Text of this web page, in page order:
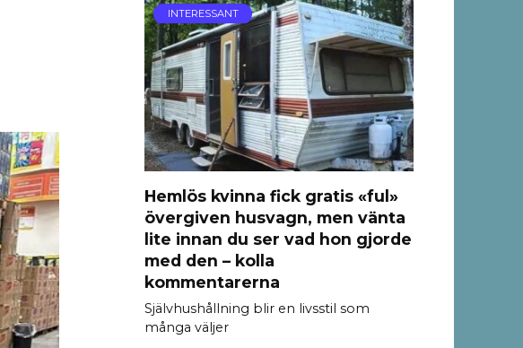
INTERESSANT
Hemlös kvinna fick gratis «ful»
övergiven husvagn, men vänta
lite innan du ser vad hon gjorde
med den – kolla
kommentarerna
Självhushållning blir en livsstil som
många väljer